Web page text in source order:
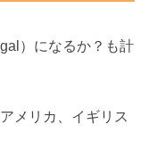
）になるか？も計
メリカ、イギリス